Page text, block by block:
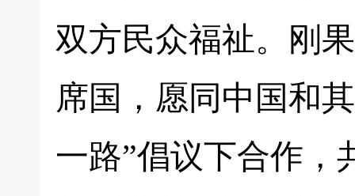
双方民众福祉。刚
席国，愿同中国和
一路”倡议下合作，